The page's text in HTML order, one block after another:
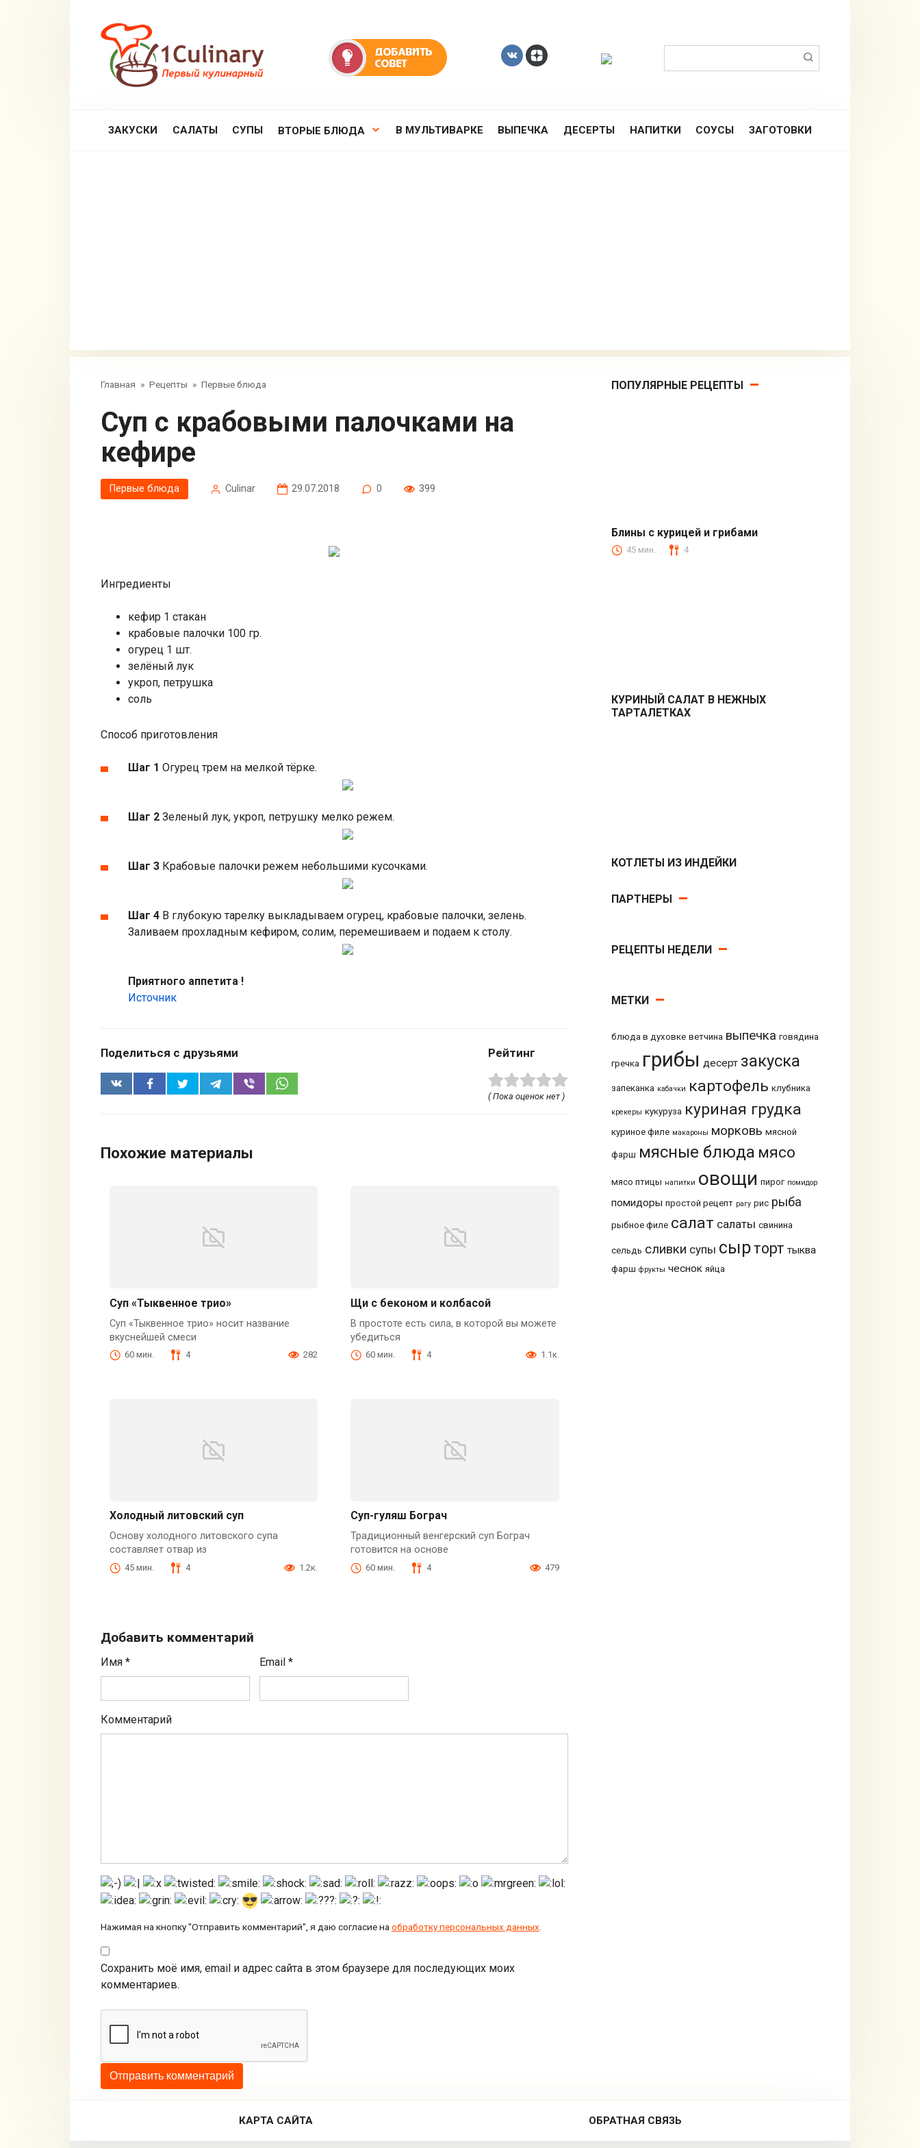
ЗАКУСКИ САЛАТЫ СУПЫ ВТОРЫЕ БЛЮДА В МУЛЬТИВАРКЕ ВЫПЕЧКА ДЕСЕРТЫ НАПИТКИ СОУСЫ ЗАГОТОВКИ
Главная » Рецепты » Первые блюда
Суп с крабовыми палочками на
кефире
Первые блюда Сulinar 29.07.2018 0 399
Ингредиенты
кефир 1 стакан
крабовые палочки 100 гр.
огурец 1 шт.
зелёный лук
укроп, петрушка
соль
Способ приготовления
Шаг 1 Огурец трем на мелкой тёрке.
Шаг 2 Зеленый лук, укроп, петрушку мелко режем.
Шаг 3 Крабовые палочки режем небольшими кусочками.
Шаг 4 В глубокую тарелку выкладываем огурец, крабовые палочки, зелень.
Заливаем прохладным кефиром, солим, перемешиваем и подаем к столу.
Приятного аппетита !
Источник
Поделиться с друзьями Рейтинг
( Пока оценок нет )
Похожие материалы
Суп «Тыквенное трио»
Суп «Тыквенное трио» носит название
вкуснейшей смеси
60 мин. 4 282
Щи с беконом и колбасой
В простоте есть сила, в которой вы можете
убедиться
60 мин. 4 1.1к.
Холодный литовский суп
Основу холодного литовского супа
составляет отвар из
45 мин. 4 1.2к.
Суп-гуляш Бограч
Традиционный венгерский суп Бограч
готовится на основе
60 мин. 4 479
Добавить комментарий
Имя * Email*
Комментарий
Нажимая на кнопку "Отправить комментарий", я даю согласие на обработку персональных данных
Сохранить моё имя, email и адрес сайта в этом браузере для последующих моих
комментариев.
ПОПУЛЯРНЫЕ РЕЦЕПТЫ
Блины и оладьи
Блины с курицей и грибами
45 мин. 4
Закуски
КУРИНЫЙ САЛАТ В НЕЖНЫХ
ТАРТАЛЕТКАХ
КОТЛЕТЫ ИЗ ИНДЕЙКИ
ПАРТНЕРЫ
РЕЦЕПТЫ НЕДЕЛИ
МЕТКИ
блюда в духовке ветчина выпечка говядина
гречка грибы десерт закуска
запеканка кабачки картофель клубника
крекеры кукуруза куриная грудка
куриное филе макароны морковь мясной
фарш мясные блюда мясо
мясо птицы напитки овощи пирог помидор
помидоры простой рецепт рагу рис рыба
рыбное филе салат салаты свинина
сельдь сливки супы сырторт тыква
фарш фрукты чеснок яйца
КАРТА САЙТА ОБРАТНАЯ СВЯЗЬ